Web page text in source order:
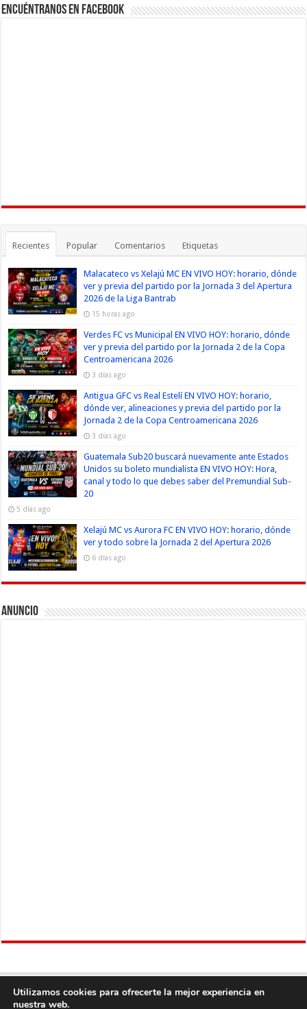
Encuéntranos en Facebook
Recientes Popular Comentarios Etiquetas
Malacateco vs Xelajú MC EN VIVO HOY: horario, dónde
ver y previa del partido por la Jornada 3 del Apertura
2026 de la Liga Bantrab
15 horas ago
Verdes FC vs Municipal EN VIVO HOY: horario, dónde
ver y previa del partido por la Jornada 2 de la Copa
Centroamericana 2026
3 días ago
Antigua GFC vs Real Estelí EN VIVO HOY: horario,
dónde ver, alineaciones y previa del partido por la
Jornada 2 de la Copa Centroamericana 2026
3 días ago
Guatemala Sub20 buscará nuevamente ante Estados
Unidos su boleto mundialista EN VIVO HOY: Hora,
canal y todo lo que debes saber del Premundial Sub-
20
5 días ago
Xelajú MC vs Aurora FC EN VIVO HOY: horario, dónde
ver y todo sobre la Jornada 2 del Apertura 2026
6 días ago
Anuncio
Utilizamos cookies para ofrecerte la mejor experiencia en
nuestra web.